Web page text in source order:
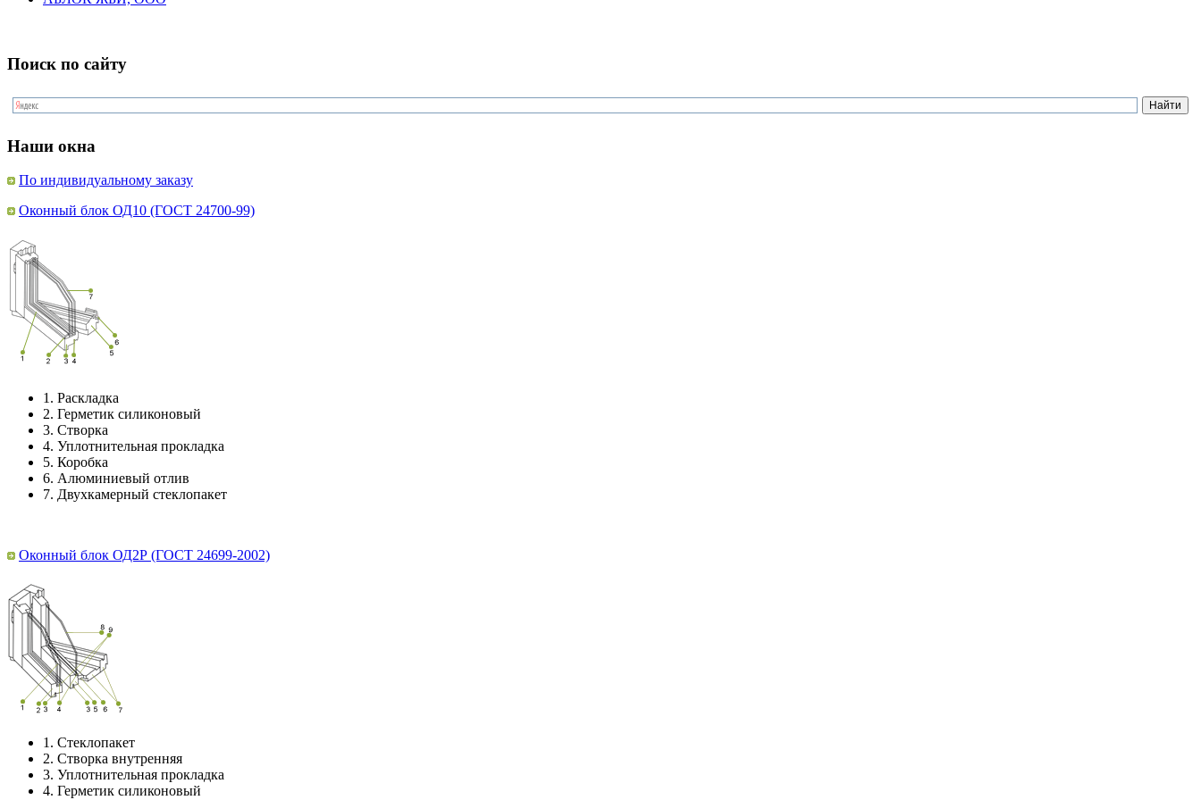
Поиск по сайту
Наши окна
По индивидуальному заказу
Оконный блок ОД10 (ГОСТ 24700-99)
1. Раскладка
2. Герметик силиконовый
3. Створка
4. Уплотнительная прокладка
5. Коробка
6. Алюминиевый отлив
7. Двухкамерный стеклопакет
Оконный блок ОД2Р (ГОСТ 24699-2002)
1. Стеклопакет
2. Створка внутренняя
3. Уплотнительная прокладка
4. Герметик силиконовый